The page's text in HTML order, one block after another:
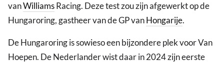
vanWilliamsRacing. Deze test zou zijn afgewerkt op de
Hungaroring, gastheer van de GP vanHongarije.
De Hungaroring is sowieso een bijzondere plek voor Van
Hoepen. De Nederlander wist daar in 2024 zijn eerste